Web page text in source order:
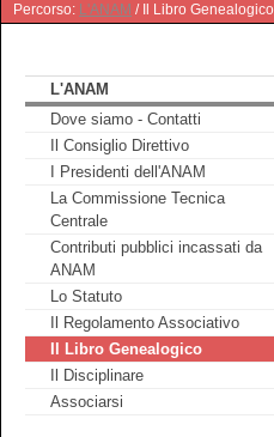
Percorso: L'ANAM / Il Libro Genealogico
L'ANAM
Dove siamo - Contatti
Il Consiglio Direttivo
I Presidenti dell'ANAM
La Commissione Tecnica
Centrale
Contributi pubblici incassati da
ANAM
Lo Statuto
Il Regolamento Associativo
Il Libro Genealogico
Il Disciplinare
Associarsi